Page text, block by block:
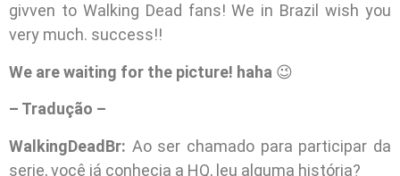
givven to Walking Dead fans! We in Brazil wish you
very much. success!!
We are waiting for the picture! haha 😉
– Tradução –
WalkingDeadBr: Ao ser chamado para participar da
serie, você já conhecia a HQ, leu alguma história?